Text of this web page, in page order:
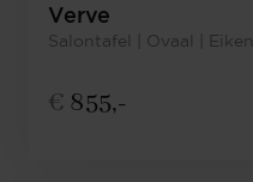
Verve
Salontafel | Ovaal | Eiken
€ 855,-